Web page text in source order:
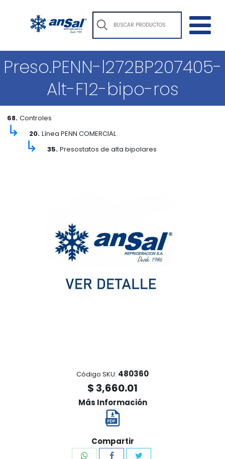
Preso.PENN-l272BP207405-
Alt-F12-bipo-ros
68. Controles
↳ 20. Línea PENN COMERCIAL
↳ 35. Presostatos de alta bipolares
Código SKU: 480360
$ 3,660.01
Más Información
Compartir